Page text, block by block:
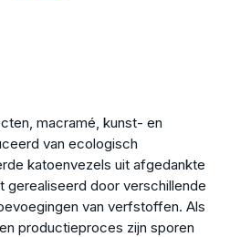
macramé, kunst- en
van ecologisch
katoenvezels uit afgedankte
gerealiseerd door verschillende
van verfstoffen. Als
productieproces zijn sporen